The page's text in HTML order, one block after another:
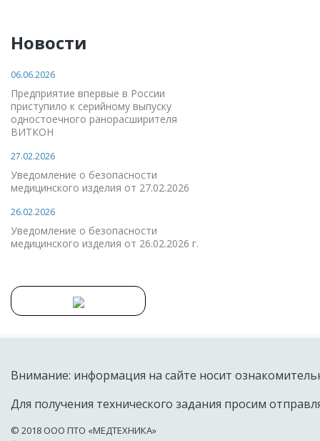
Новости
06.06.2026
Предприятие впервые в России
приступило к серийному выпуску
одностоечного ранорасширителя
ВИТКОН
27.02.2026
Уведомление о безопасности
медицинского изделия от 27.02.2026
26.02.2026
Уведомление о безопасности
медицинского изделия от 26.02.2026 г.
Внимание: информация на сайте носит
Для получения технического задания просим
© 2018 OOO ПТО «МЕДТЕХНИКА»